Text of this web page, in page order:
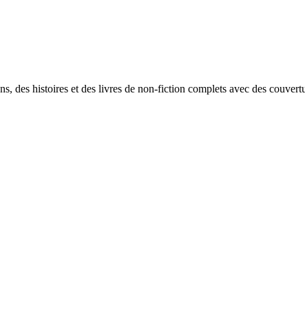
des histoires et des livres de non-fiction complets avec des